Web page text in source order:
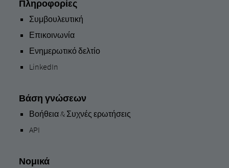
Πληροφορίες
Συμβουλευτική
Επικοινωνία
Ενημερωτικό δελτίο
LinkedIn
Βάση γνώσεων
Βοήθεια & Συχνές ερωτήσεις
API
Νομικά